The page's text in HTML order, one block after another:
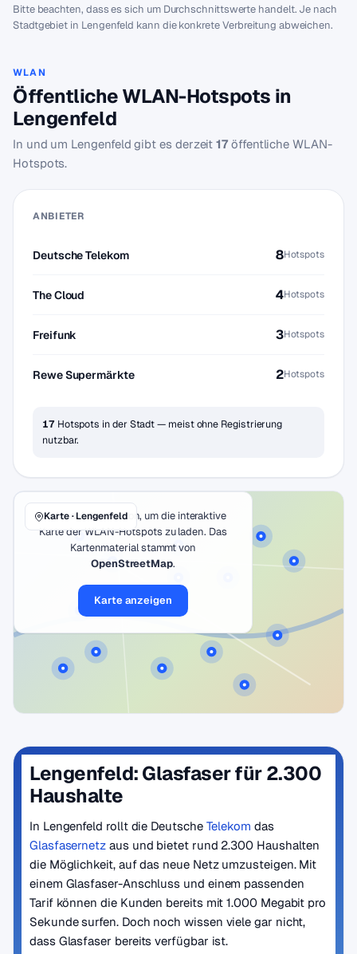
Bitte beachten, dass es sich um Durchschnittswerte handelt. Je nach
Stadtgebiet in Lengenfeld kann die konkrete Verbreitung abweichen.
WLAN
Öffentliche WLAN-Hotspots in
Lengenfeld
In und um Lengenfeld gibt es derzeit17 öffentliche WLAN-
Hotspots.
ANBIETER
Deutsche Telekom 8Hotspots
The Cloud 4Hotspots
Freifunk 3Hotspots
Rewe Supermärkte 2Hotspots
17 Hotspots in der Stadt — meist ohne Registrierung
nutzbar.
Klicke auf den Button, um die interaktive
Karte der WLAN-Hotspots zu laden. Das
Kartenmaterial stammt von
OpenStreetMap.
Karte anzeigen
Karte · Lengenfeld
Lengenfeld: Glasfaser für 2.300
Haushalte
In Lengenfeld rollt die Deutsche Telekom das
Glasfasernetz aus und bietet rund 2.300 Haushalten
die Möglichkeit, auf das neue Netz umzusteigen. Mit
einem Glasfaser-Anschluss und einem passenden
Tarif können die Kunden bereits mit 1.000 Megabit pro
Sekunde surfen. Doch noch wissen viele gar nicht,
dass Glasfaser bereits verfügbar ist.